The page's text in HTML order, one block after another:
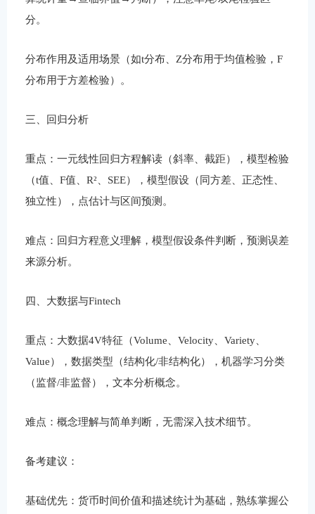
分。
分布作用及适用场景（如t分布、Z分布用于均值检验，F
分布用于方差检验）。
三、回归分析
重点：一元线性回归方程解读（斜率、截距），模型检验
（t值、F值、R²、SEE），模型假设（同方差、正态性、
独立性），点估计与区间预测。
难点：回归方程意义理解，模型假设条件判断，预测误差
来源分析。
四、大数据与Fintech
重点：大数据4V特征（Volume、Velocity、Variety、
Value），数据类型（结构化/非结构化），机器学习分类
（监督/非监督），文本分析概念。
难点：概念理解与简单判断，无需深入技术细节。
备考建议：
基础优先：货币时间价值和描述统计为基础，熟练掌握公